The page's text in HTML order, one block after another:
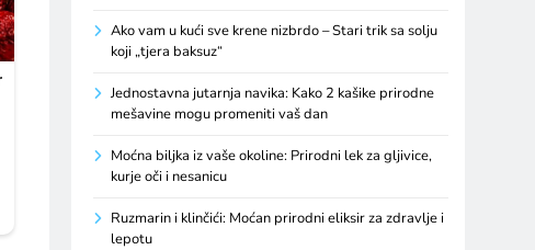
Ako vam u kući sve krene nizbrdo – Stari trik sa solju
koji „tjera baksuz“
Jednostavna jutarnja navika: Kako 2 kašike prirodne
mešavine mogu promeniti vaš dan
Moćna biljka iz vaše okoline: Prirodni lek za gljivice,
kurje oči i nesanicu
Ruzmarin i klinčići: Moćan prirodni eliksir za zdravlje i
lepotu